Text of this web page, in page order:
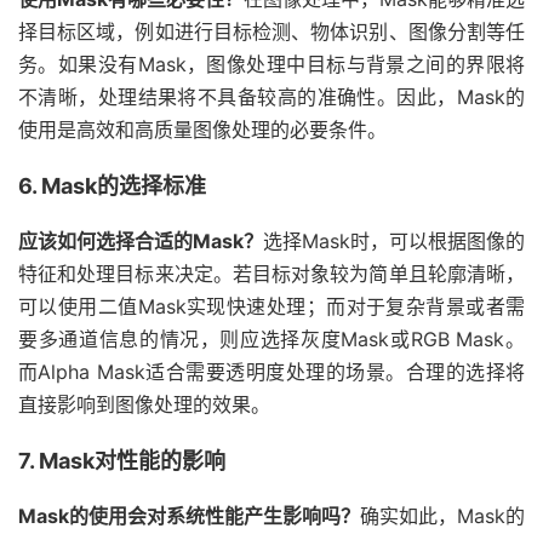
择目标区域，例如进行目标检测、物体识别、图像分割等任
务。如果没有Mask，图像处理中目标与背景之间的界限将
不清晰，处理结果将不具备较高的准确性。因此，Mask的
使用是高效和高质量图像处理的必要条件。
6. Mask的选择标准
应该如何选择合适的Mask？ 选择Mask时，可以根据图像的
特征和处理目标来决定。若目标对象较为简单且轮廓清晰，
可以使用二值Mask实现快速处理；而对于复杂背景或者需
要多通道信息的情况，则应选择灰度Mask或RGB Mask。
而Alpha Mask适合需要透明度处理的场景。合理的选择将
直接影响到图像处理的效果。
7. Mask对性能的影响
Mask的使用会对系统性能产生影响吗？ 确实如此，Mask的